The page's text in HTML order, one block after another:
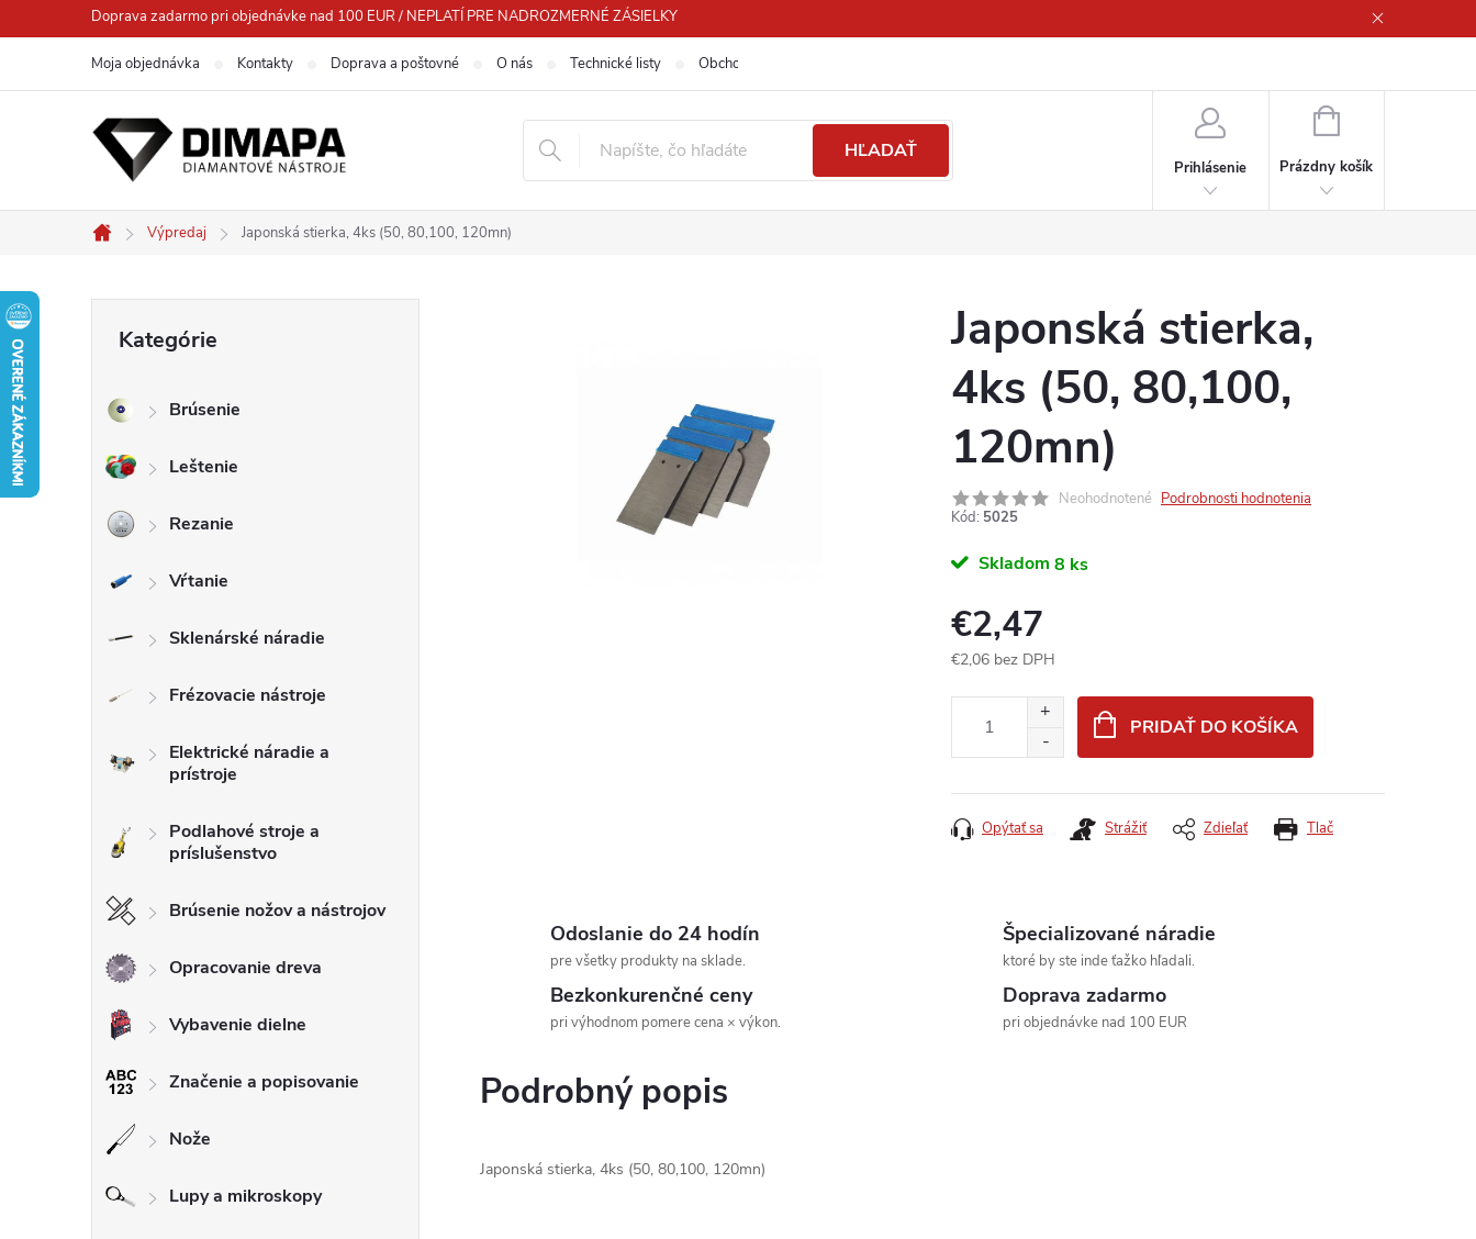
na
Doprava zadarmo pri objednávke nad 100 EUR / NEPLATÍ PRE NADROZMERNÉ ZÁSIELKY
Moja objednávka Kontakty Doprava a poštovné O nás Technické listy Obchodné podmienky
HĽADAŤ
Prihlásenie
NÁKUPNÝ
Prázdny košík
Domov
Výpredaj Japonská stierka, 4ks (50, 80,100, 120mn)
č
n
ý
p
a
n
e
kategórie
Kategórie
Brúsenie
Leštenie
Rezanie
Vŕtanie
Sklenárské náradie
Frézovacie nástroje
Elektrické náradie a
prístroje
Podlahové stroje a
príslušenstvo
Brúsenie nožov a nástrojov
Opracovanie dreva
Vybavenie dielne
Značenie a popisovanie
Nože
Lupy a mikroskopy
Japonská stierka,
4ks (50, 80,100,
120mn)
Neohodnotené Podrobnosti hodnotenia
Kód: 5025
Skladom 8 ks
€2,47
€2,06 bez DPH
PRIDAŤ DO KOŠÍKA
Tlač
Opýtať sa Strážiť Zdieľať
Odoslanie do 24 hodín
pre všetky produkty na sklade.
Špecializované náradie
ktoré by ste inde ťažko hľadali.
Bezkonkurenčné ceny
pri výhodnom pomere cena × výkon.
Doprava zadarmo
pri objednávke nad 100 EUR
Podrobný popis
Japonská stierka, 4ks (50, 80,100, 120mn)